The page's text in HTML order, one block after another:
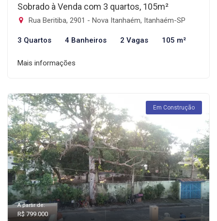
Sobrado à Venda com 3 quartos, 105m²
Rua Beritiba, 2901 - Nova Itanhaém, Itanhaém-SP
3 Quartos 4 Banheiros 2 Vagas 105 m²
Mais informações
Em Construção
A partir de:
R$ 799.000